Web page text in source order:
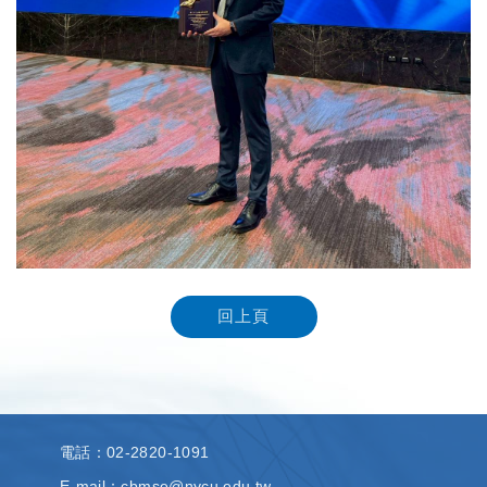
回上頁
電話 ：02-2820-1091